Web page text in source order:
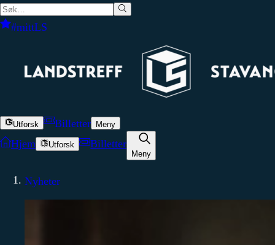
#mittLS
Utforsk Billetter Meny
Hjem Utforsk Billetter
Meny
Nyheter